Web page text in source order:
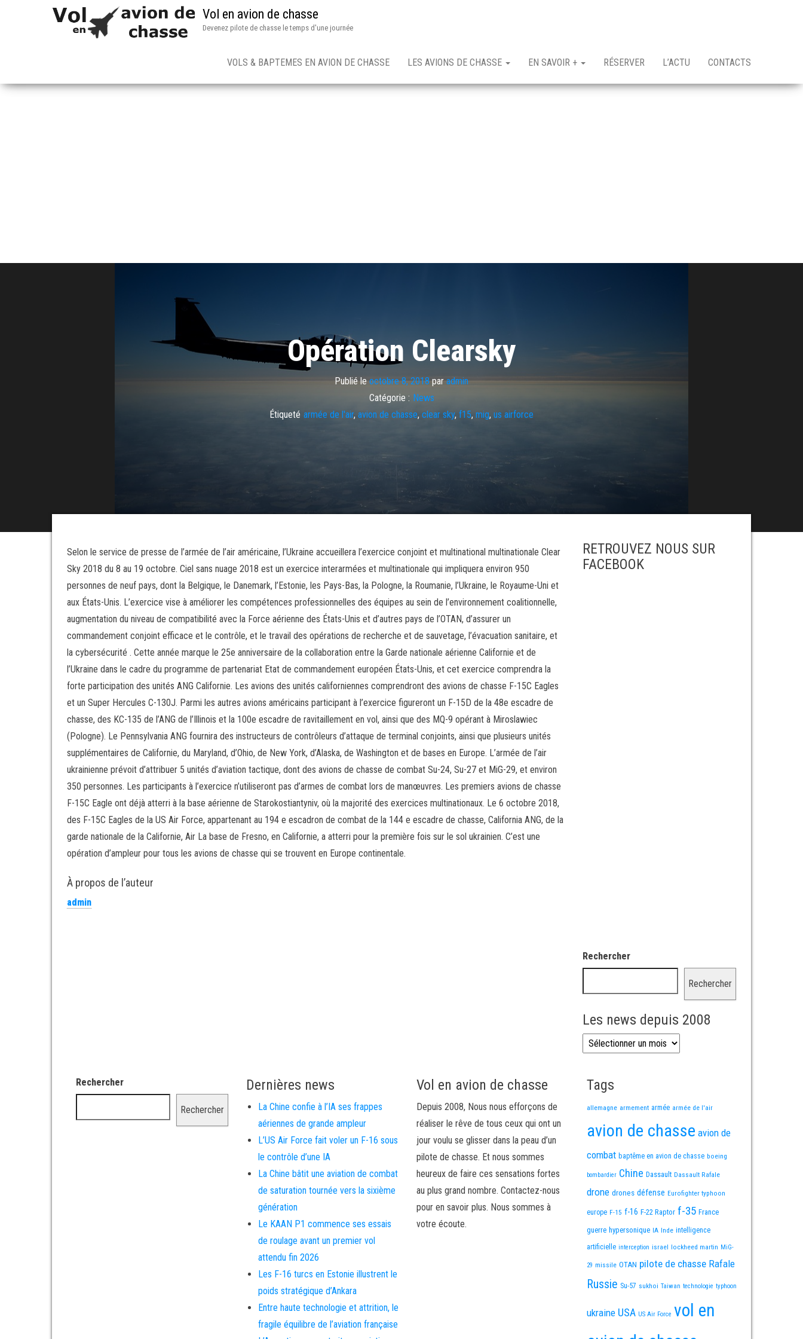
Vol en avion de chasse
Devenez pilote de chasse le temps d'une journée
VOLS & BAPTEMES EN AVION DE CHASSE LES AVIONS DE CHASSE EN SAVOIR + RÉSERVER L’ACTU CONTACTS
Opération Clearsky
Publié leoctobre 8, 2018paradmin
Catégorie : News
Étiqueté armée de l'air, avion de chasse, clear sky, f15, mig, us airforce
Selon le service de presse de l’armée de l’air américaine, l’Ukraine accueillera l’exercice conjoint et multinational multinationale Clear
Sky 2018 du 8 au 19 octobre. Ciel sans nuage 2018 est un exercice interarmées et multinationale qui impliquera environ 950
personnes de neuf pays, dont la Belgique, le Danemark, l’Estonie, les Pays-Bas, la Pologne, la Roumanie, l’Ukraine, le Royaume-Uni et
aux États-Unis. L’exercice vise à améliorer les compétences professionnelles des équipes au sein de l’environnement coalitionnelle,
augmentation du niveau de compatibilité avec la Force aérienne des États-Unis et d’autres pays de l’OTAN, d’assurer un
commandement conjoint efficace et le contrôle, et le travail des opérations de recherche et de sauvetage, l’évacuation sanitaire, et
la cybersécurité . Cette année marque le 25e anniversaire de la collaboration entre la Garde nationale aérienne Californie et de
l’Ukraine dans le cadre du programme de partenariat Etat de commandement européen États-Unis, et cet exercice comprendra la
forte participation des unités ANG Californie. Les avions des unités californiennes comprendront des avions de chasse F-15C Eagles
et un Super Hercules C-130J. Parmi les autres avions américains participant à l’exercice figureront un F-15D de la 48e escadre de
chasse, des KC-135 de l’ANG de l’Illinois et la 100e escadre de ravitaillement en vol, ainsi que des MQ-9 opérant à Miroslawiec
(Pologne). Le Pennsylvania ANG fournira des instructeurs de contrôleurs d’attaque de terminal conjoints, ainsi que plusieurs unités
supplémentaires de Californie, du Maryland, d’Ohio, de New York, d’Alaska, de Washington et de bases en Europe. L’armée de l’air
ukrainienne prévoit d’attribuer 5 unités d’aviation tactique, dont des avions de chasse de combat Su-24, Su-27 et MiG-29, et environ
350 personnes. Les participants à l’exercice n’utiliseront pas d’armes de combat lors de manœuvres. Les premiers avions de chasse
F-15C Eagle ont déjà atterri à la base aérienne de Starokostiantyniv, où la majorité des exercices multinationaux. Le 6 octobre 2018,
des F-15C Eagles de la US Air Force, appartenant au 194 e escadron de combat de la 144 e escadre de chasse, California ANG, de la
garde nationale de la Californie, Air La base de Fresno, en Californie, a atterri pour la première fois sur le sol ukrainien. C’est une
opération d’ampleur pour tous les avions de chasse qui se trouvent en Europe continentale.
À propos de l’auteur
admin
RETROUVEZ NOUS SUR
FACEBOOK
Rechercher
Rechercher
Les news depuis 2008
Les news depuis 2008
Rechercher
Rechercher
Dernières news
La Chine confie à l’IA ses frappes
aériennes de grande ampleur
L’US Air Force fait voler un F-16 sous
le contrôle d’une IA
La Chine bâtit une aviation de combat
de saturation tournée vers la sixième
génération
Le KAAN P1 commence ses essais
de roulage avant un premier vol
attendu fin 2026
Les F-16 turcs en Estonie illustrent le
poids stratégique d’Ankara
Entre haute technologie et attrition, le
fragile équilibre de l’aviation française
Vol en avion de chasse
Depuis 2008, Nous nous efforçons de
réaliser le rêve de tous ceux qui ont un
jour voulu se glisser dans la peau d’un
pilote de chasse. Et nous sommes
heureux de faire ces sensations fortes
au plus grand nombre. Contactez-nous
pour en savoir plus. Nous sommes à
votre écoute.
Tags
allemagne armement armée armée de l'air
avion de chasse avion de
combat baptême en avion de chasse boeing
bombardier Chine Dassault Dassault Rafale
drone drones défense Eurofighter typhoon
europe F-15 f-16 F-22 Raptor f-35 France
guerre hypersonique IA Inde intelligence
artificielle interception israel lockheed martin MiG-
29 missile OTAN pilote de chasse Rafale
Russie Su-57 sukhoi Taiwan technologie typhoon
ukraine USA US Air Force vol en